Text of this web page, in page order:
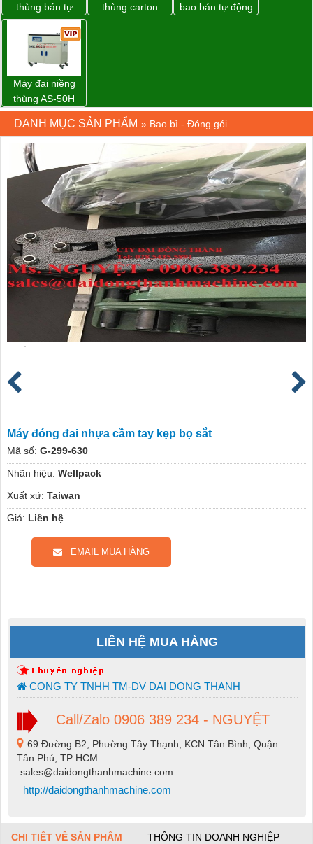
thùng bán tự
động D53XS2
của hãng
Strapack Nhật
thùng carton
bao bán tự động
Máy đai niềng
thùng AS-50H
Wellpack
DANH MỤC SẢN PHẨM » Bao bì - Đóng gói
Máy đóng đai nhựa cầm tay kẹp bọ sắt
Mã số: G-299-630
Nhãn hiệu: Wellpack
Xuất xứ: Taiwan
Giá: Liên hệ
EMAIL MUA HÀNG
LIÊN HỆ MUA HÀNG
CONG TY TNHH TM-DV DAI DONG THANH
Call/Zalo 0906 389 234 - NGUYỆT
69 Đường B2, Phường Tây Thạnh, KCN Tân Bình, Quận
Tân Phú, TP HCM
sales@daidongthanhmachine.com
http://daidongthanhmachine.com
CHI TIẾT VỀ SẢN PHẨM THÔNG TIN DOANH NGHIỆP